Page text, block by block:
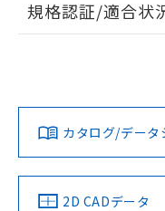
ロ
ダウンロードデータを
みください。
ソフトウェアの使用条件
EU RoHS 注意事項
対応済み
中国 RoHS 注意事
規格認証/適合状
カタログ/デー
2D CADデータ